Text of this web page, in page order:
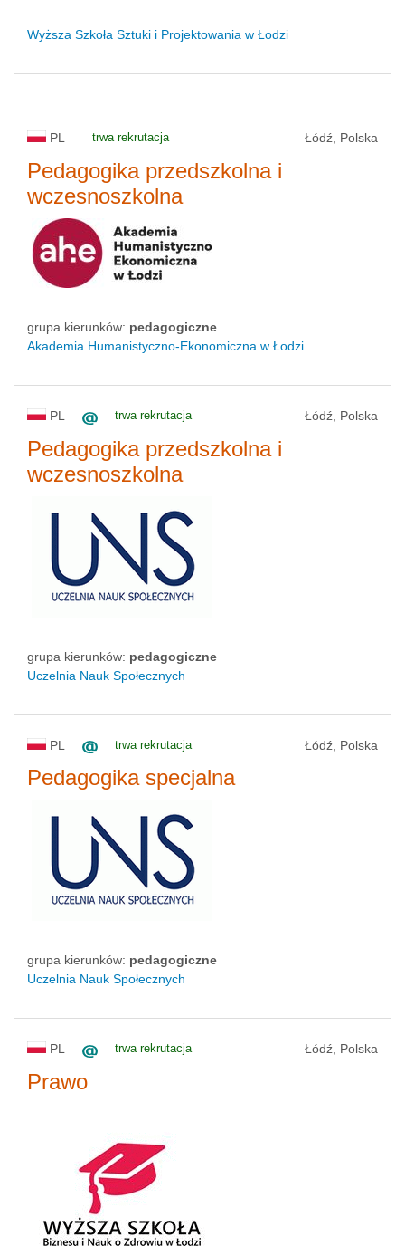
Wyższa Szkoła Sztuki i Projektowania w Łodzi
PL trwa rekrutacja Łódź, Polska
Pedagogika przedszkolna i
wczesnoszkolna
grupa kierunków: pedagogiczne
Akademia Humanistyczno-Ekonomiczna w Łodzi
PL trwa rekrutacja Łódź, Polska
Pedagogika przedszkolna i
wczesnoszkolna
grupa kierunków: pedagogiczne
Uczelnia Nauk Społecznych
PL trwa rekrutacja Łódź, Polska
Pedagogika specjalna
grupa kierunków: pedagogiczne
Uczelnia Nauk Społecznych
PL trwa rekrutacja Łódź, Polska
Prawo